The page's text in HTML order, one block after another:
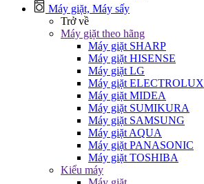
Máy giặt, Máy sấy
Trở về
Máy giặt theo hãng
Máy giặt SHARP
Máy giặt HISENSE
Máy giặt LG
Máy giặt ELECTROLUX
Máy giặt MIDEA
Máy giặt SUMIKURA
Máy giặt SAMSUNG
Máy giặt AQUA
Máy giặt PANASONIC
Máy giặt TOSHIBA
Kiểu máy